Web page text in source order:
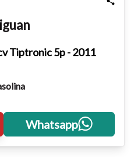
Tiptronic 5p - 2011
Whatsapp